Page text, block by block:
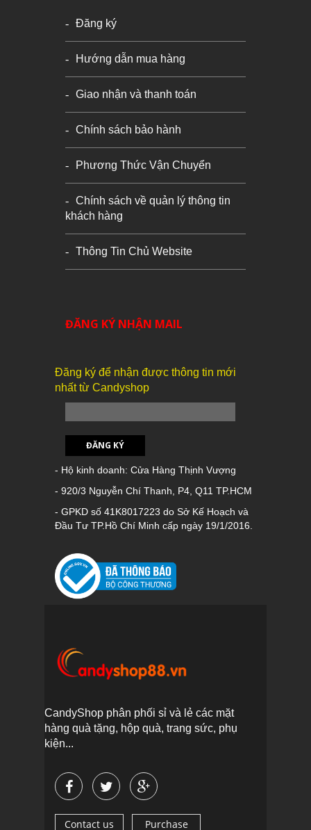
Đăng ký
Hướng dẫn mua hàng
Giao nhận và thanh toán
Chính sách bảo hành
Phương Thức Vận Chuyển
Chính sách về quản lý thông tin
khách hàng
Thông Tin Chủ Website
ĐĂNG KÝ NHẬN MAIL
Đăng ký để nhận được thông tin mới
nhất từ Candyshop
ĐĂNG KÝ
- Hộ kinh doanh: Cửa Hàng Thịnh Vượng
- 920/3 Nguyễn Chí Thanh, P4, Q11 TP.HCM
- GPKD số 41K8017223 do Sở Kế Hoạch và
Đầu Tư TP.Hồ Chí Minh cấp ngày 19/1/2016.
CandyShop phân phối sỉ và lẻ các mặt
hàng quà tặng, hộp quà, trang sức, phụ
kiện...
Contact us Purchase